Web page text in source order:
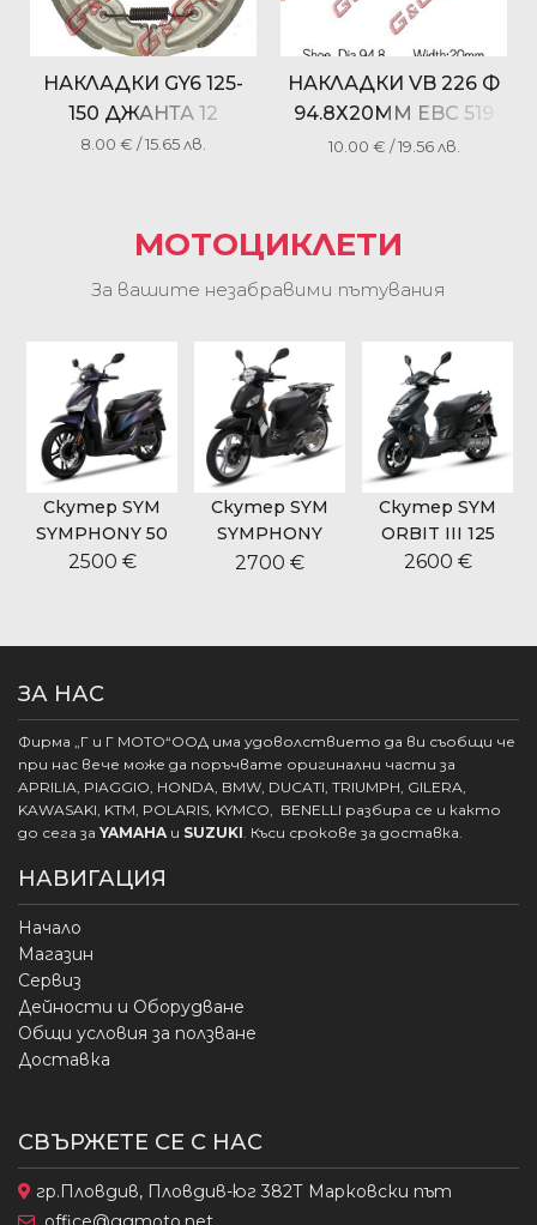
НАКЛАДКИ GY6 125-
150 ДЖАНТА 12
8.00 € / 15.65 лв.
НАКЛАДКИ VB 226 Ф
94.8Х20ММ EBC 519
502 FERODO FSB764
10.00 € / 19.56 лв.
МОТОЦИКЛЕТИ
За вашите незабравими пътувания
Скутер SYM
SYMPHONY 50
2500 €
Скутер SYM
SYMPHONY
CARGO 125
2700 €
Скутер SYM
ORBIT III 125
2600 €
ЗА НАС
Фирма „Г и Г МОТО“ООД има удоволствието да ви съобщи че
при нас вече може да поръчвате оригинални части за
APRILIA, PIAGGIO, HONDA, BMW, DUCATI, TRIUMPH, GILERA,
KAWASAKI, KTM, POLARIS, KYMCO, BENELLI разбира се и както
до сега за YAMAHA и SUZUKI. Къси срокове за доставка.
НАВИГАЦИЯ
Начало
Магазин
Сервиз
Дейности и Оборудване
Общи условия за ползване
Доставка
СВЪРЖЕТЕ СЕ С НАС
гр.Пловдив, Пловдив-юг 382Т Марковски път